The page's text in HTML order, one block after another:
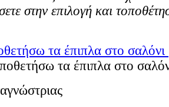
στην επιλογή και
τα έπιπλα στο σαλόνι